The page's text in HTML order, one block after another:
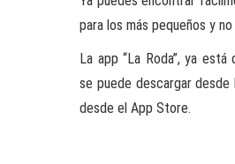
para los más pequeños y
La app “La Roda”, ya
se puede descargar
desde el App Store.